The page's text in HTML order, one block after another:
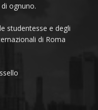
ognuno.
studentesse e degli
di Roma